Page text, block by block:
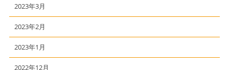
2023年3月
2023年2月
2023年1月
2022年12月